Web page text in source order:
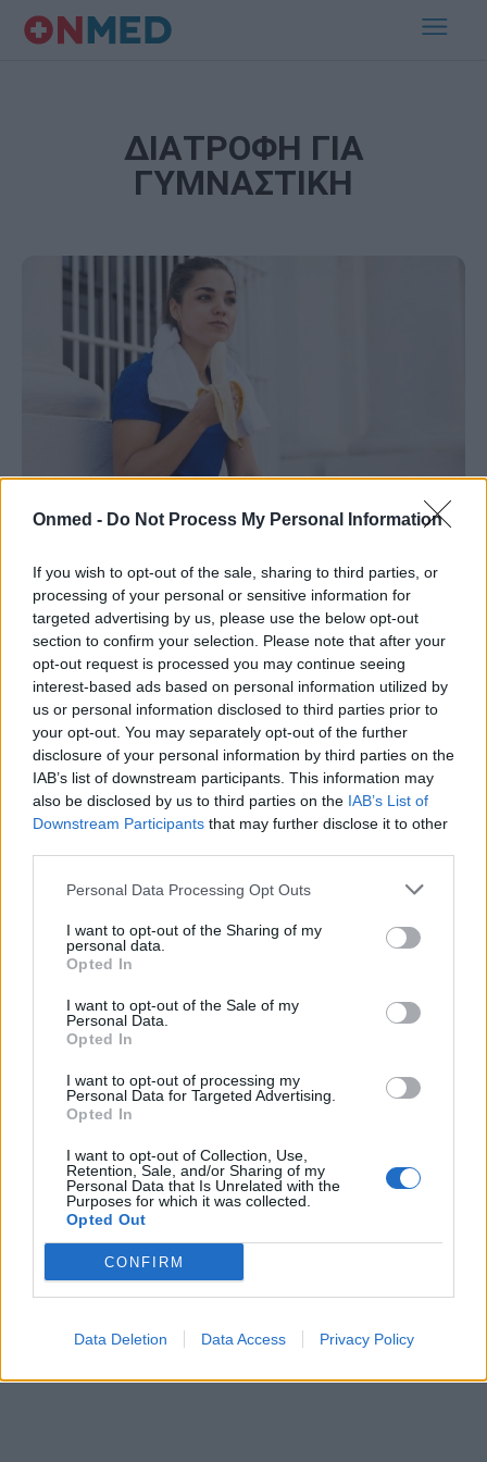
Onmed - Do Not Process My Personal Information
If you wish to opt-out of the sale, sharing to third parties, or
processing of your personal or sensitive information for
targeted advertising by us, please use the below opt-out
section to confirm your selection. Please note that after your
opt-out request is processed you may continue seeing
interest-based ads based on personal information utilized by
us or personal information disclosed to third parties prior to
your opt-out. You may separately opt-out of the further
disclosure of your personal information by third parties on the
IAB’s list of downstream participants. This information may
also be disclosed by us to third parties on the IAB’s List of
Downstream Participants that may further disclose it to other
Personal Data Processing Opt Outs
I want to opt-out of the Sharing of my
personal data.
Opted In
I want to opt-out of the Sale of my
Personal Data.
Opted In
I want to opt-out of processing my
Personal Data for Targeted Advertising.
Opted In
I want to opt-out of Collection, Use,
Retention, Sale, and/or Sharing of my
Personal Data that Is Unrelated with the
Purposes for which it was collected.
Opted Out
CONFIRM
Data Deletion Data Access Privacy Policy
ΔΙΑΤΡΟΦΗ ΓΙΑ
ΓΥΜΝΑΣΤΙΚΗ
Οι γενικοί κανόνες της υγιεινής διατροφής δεν ισχύουν
πάντα αναφορικά με τη γυμναστική.
Εγγραφή στο Newsletter
ΕΓΓΡΑΦΗ
Έχω διαβάσει, κατανοώ και αποδέχομαι τουςόρους χρήσης και τηδήλωση
εχεμύθειαςτου ιστοτόπου της εταιρείας
εποπτεία γονέα ή κηδεμόνα ή επιτρόπου